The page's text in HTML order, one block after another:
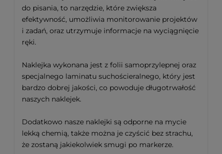
do pisania, to narzędzie, które zwiększa
efektywność, umożliwia monitorowanie projektów
i zadań, oraz utrzymuje informacje na wyciągnięcie
ręki.
Naklejka wykonana jest z folii samoprzylepnej oraz
specjalnego laminatu suchościeralnego, który jest
bardzo dobrej jakości, co powoduje długotrwałość
naszych naklejek.
Dodatkowo nasze naklejki są odporne na mycie
lekką chemią, także można je czyścić bez strachu,
że zostaną jakiekolwiek smugi po markerze.